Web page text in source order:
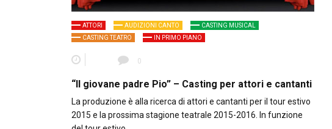
ATTORI AUDIZIONI CANTO
CASTING MUSICAL
CASTING TEATRO
IN PRIMO PIANO
0
“Il giovane padre Pio” – Casting per attori e cantanti
La produzione è alla ricerca di attori e cantanti per il tour estivo
2015 e la prossima stagione teatrale 2015-2016. In funzione